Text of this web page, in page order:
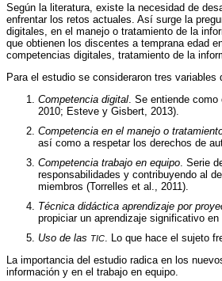
Según la literatura, existe la necesidad de
enfrentar los retos actuales. Así surge la
digitales, en el manejo o tratamiento de la
que obtienen los discentes a temprana edad
competencias digitales, tratamiento de la
Para el estudio se consideraron tres
Competencia digital. Se entiende
2010; Esteve y Gisbert, 2013).
Competencia en el manejo o
así como a respetar los derechos de
Competencia trabajo en equipo. Serie
responsabilidades y contribuyendo al
miembros (Torrelles et al., 2011).
Técnica didáctica aprendizaje por
propiciar un aprendizaje significativo
Uso de las TIC. Lo que hace el sujeto
La importancia del estudio radica en los
información y en el trabajo en equipo.